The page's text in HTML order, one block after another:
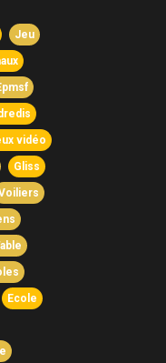
Jeu
vidéo
Gliss
Ecole